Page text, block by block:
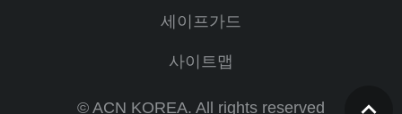
세이프가드
사이트맵
© ACN KOREA. All rights reserved